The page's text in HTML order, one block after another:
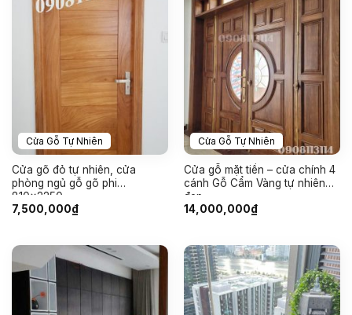
Cửa Gỗ Tự Nhiên
Cửa gõ đỏ tự nhiên, cửa
phòng ngủ gỗ gõ phi
810×2250
7,500,000₫
Cửa Gỗ Tự Nhiên
Cửa gỗ mặt tiền – cửa chính 4
cánh Gỗ Cẩm Vàng tự nhiên
đẹp
14,000,000₫